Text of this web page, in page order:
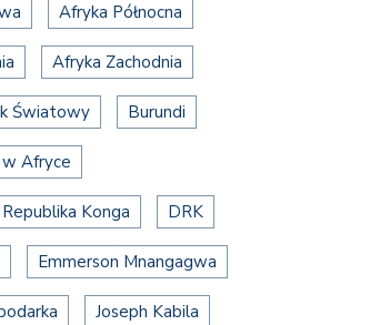
Afryka Północna
Afryka Zachodnia
Światowy Burundi
w Afryce
Konga DRK
Emmerson Mnangagwa
Joseph Kabila